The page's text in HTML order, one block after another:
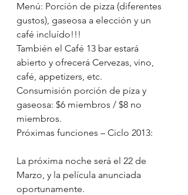
Menú: Porción de pizza (diferentes
gustos), gaseosa a elección y un
café incluído!!!
También el Café 13 bar estará
abierto y ofrecerá Cervezas, vino,
café, appetizers, etc.
Consumisión porción de piza y
gaseosa: $6 miembros / $8 no
miembros.
Próximas funciones – Ciclo 2013:
La próxima noche será el 22 de
Marzo, y la película anunciada
oportunamente.